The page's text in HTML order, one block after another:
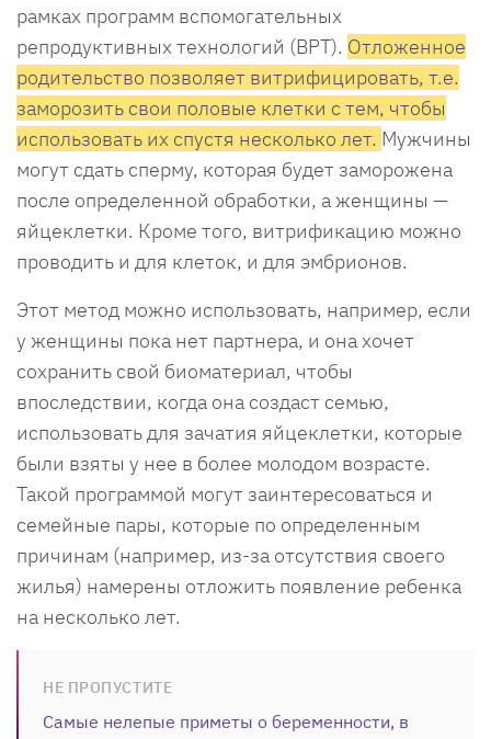
рамках программ вспомогательных
репродуктивных технологий (ВРТ). Отложенное
родительство позволяет витрифицировать, т.е.
заморозить свои половые клетки с тем, чтобы
использовать их спустя несколько лет. Мужчины
могут сдать сперму, которая будет заморожена
после определенной обработки, а женщины —
яйцеклетки. Кроме того, витрификацию можно
проводить и для клеток, и для эмбрионов.
Этот метод можно использовать, например, если
у женщины пока нет партнера, и она хочет
сохранить свой биоматериал, чтобы
впоследствии, когда она создаст семью,
использовать для зачатия яйцеклетки, которые
были взяты у нее в более молодом возрасте.
Такой программой могут заинтересоваться и
семейные пары, которые по определенным
причинам (например, из-за отсутствия своего
жилья) намерены отложить появление ребенка
на несколько лет.
НЕ ПРОПУСТИТЕ
Самые нелепые приметы о беременности, в